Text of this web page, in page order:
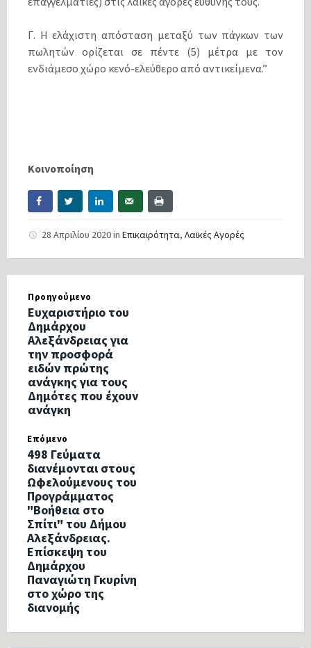
Γ. Η ελάχιστη απόσταση μεταξύ των πάγκων των
πωλητών ορίζεται σε πέντε (5) μέτρα με τον
ενδιάμεσο χώρο κενό-ελεύθερο από αντικείμενα.”
Κοινοποίηση
28 Απριλίου 2020in Επικαιρότητα, Λαϊκές Αγορές
Προηγούμενο
Ευχαριστήριο του
Δημάρχου
Αλεξάνδρειας για
την προσφορά
ειδών πρώτης
ανάγκης για τους
Δημότες που έχουν
ανάγκη
Επόμενο
498 Γεύματα
διανέμονται στους
Ωφελούμενους του
Προγράμματος
"Βοήθεια στο
Σπίτι" του Δήμου
Αλεξάνδρειας.
Επίσκεψη του
Δημάρχου
Παναγιώτη Γκυρίνη
στο χώρο της
διανομής